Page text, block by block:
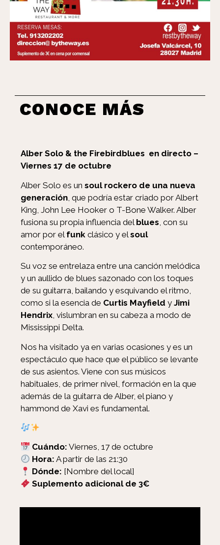
CONOCE MÁS
Alber Solo & the Firebirdblues en directo –
Viernes 17 de octubre
Alber Solo es un soul rockero de una nueva
generación , que podría estar criado por Albert
King, John Lee Hooker o T-Bone Walker. Alber
fusiona su propia influencia del blues , con su
amor por el funk clásico y el soul
contemporáneo.
Su voz se entrelaza entre una canción melódica
y un aullido de blues sazonado con los toques
de su guitarra, bailando y esquivando el ritmo,
como si la esencia de Curtis Mayfield y Jimi
Hendrix, vislumbran en su cabeza a modo de
Mississippi Delta.
Nos ha visitado ya en varias ocasiones y es un
espectáculo que hace que el público se levante
de sus asientos. Viene con sus músicos
habituales, de primer nivel, formación en la que
además de la guitarra de Alber, el piano y
hammond de Xavi es fundamental.
Cuándo: Viernes, 17 de octubre
Hora: A partir de las 21:30
Dónde: [Nombre del local]
Suplemento adicional de 3€